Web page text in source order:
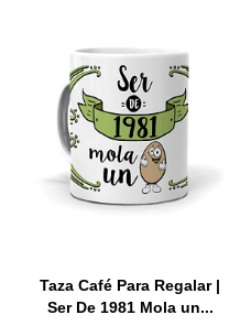
Taza Café Para Regalar |
Ser De 1981 Mola un...